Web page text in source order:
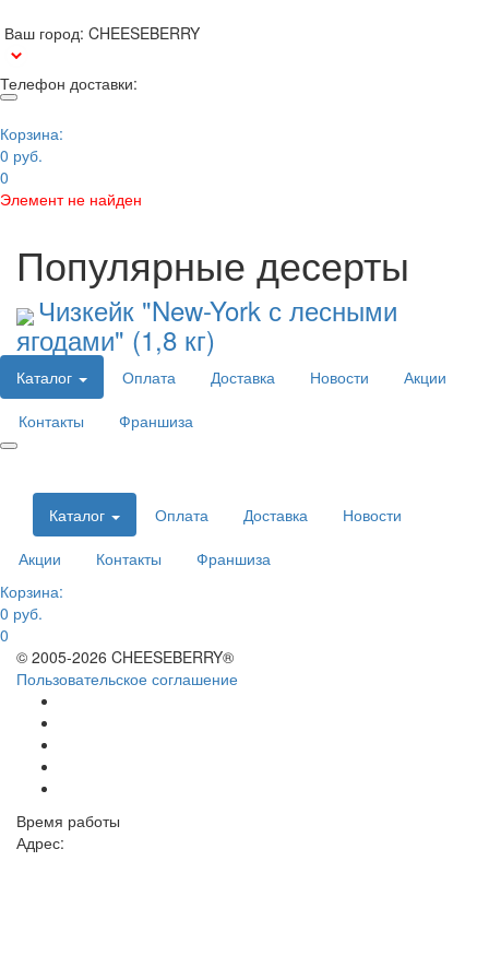
Ваш город: CHEESEBERRY
Телефон доставки:
Корзина:
0 руб.
0
Элемент не найден
Популярные десерты
Чизкейк "New-York с лесными
ягодами" (1,8 кг)
Каталог Оплата Доставка Новости
Акции
Контакты
Франшиза
Каталог Оплата Доставка
Новости
Акции
Контакты
Франшиза
Корзина:
0 руб.
0
© 2005-2026 CHEESEBERRY®
Пользовательское соглашение
Время работы
Адрес: